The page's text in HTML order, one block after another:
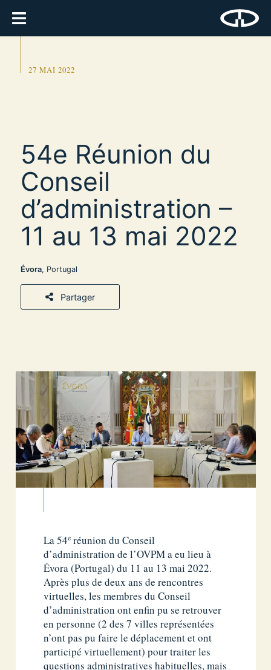
27 MAI 2022
54e Réunion du
Conseil
d’administration –
11 au 13 mai 2022
Évora, Portugal
Partager
La 54e réunion du Conseil
d’administration de l’OVPM a eu lieu à
Évora (Portugal) du 11 au 13 mai 2022.
Après plus de deux ans de rencontres
virtuelles, les membres du Conseil
d’administration ont enfin pu se retrouver
en personne (2 des 7 villes représentées
n’ont pas pu faire le déplacement et ont
participé virtuellement) pour traiter les
questions administratives habituelles, mais